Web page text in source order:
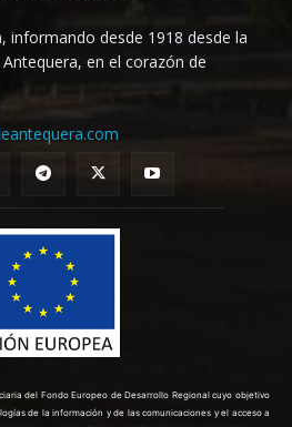
informando desde 1918 desde la
en el corazón de
del Fondo Europeo de Desarrollo Regional cuyo objetivo
de la información y de las comunicaciones y el acceso a